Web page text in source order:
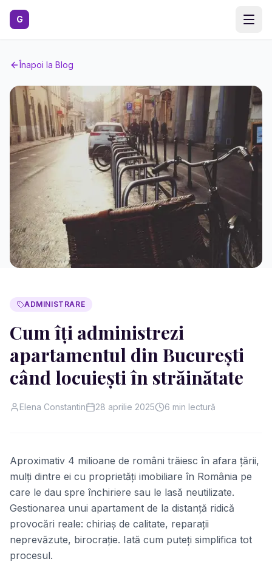
Sari la conținutul principal
G
Înapoi la Blog
ADMINISTRARE
Cum îți administrezi
apartamentul din București
când locuiești în străinătate
Elena Constantin 28 aprilie 2025 6 min lectură
Aproximativ 4 milioane de români trăiesc în afara țării,
mulți dintre ei cu proprietăți imobiliare în România pe
care le dau spre închiriere sau le lasă neutilizate.
Gestionarea unui apartament de la distanță ridică
provocări reale: chiriaș de calitate, reparații
neprevăzute, birocrație. Iată cum puteți simplifica tot
procesul.